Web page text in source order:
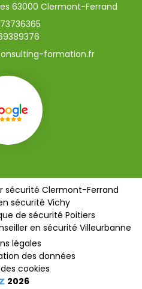
63000 Clermont-Ferrand
formation.fr
sécurité Clermont-Ferrand
sécurité Vichy
de sécurité Poitiers
en sécurité Villeurbanne
légales
des données
cookies
2026